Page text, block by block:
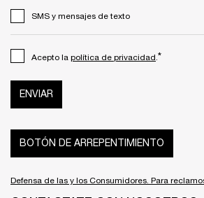
SMS y mensajes de texto
Acepto la política de privacidad *
ENVIAR
BOTÓN DE ARREPENTIMIENTO
Defensa de las y los Consumidores. Para